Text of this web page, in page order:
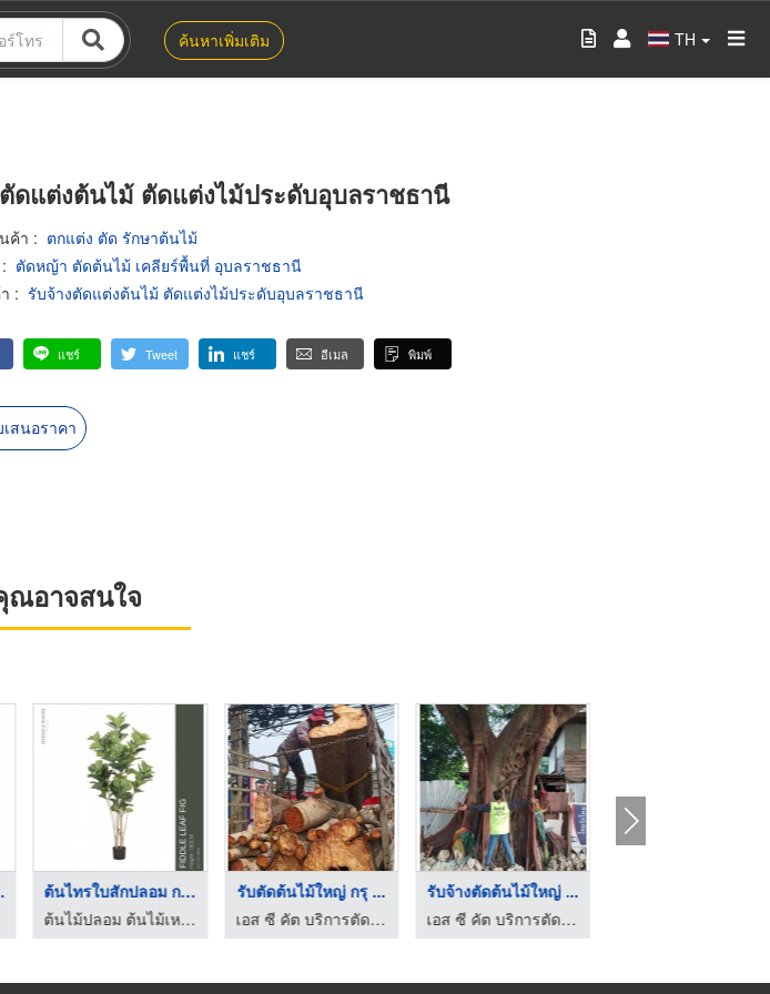
ค้นหาเพิ่มเติม TH
ดแต่งต้นไม้ ตัดแต่งไม้ประดับอุบลราชธานี
ค้า : ตกแต่ง ตัด รักษาต้นไม้
: ตัดหญ้า ตัดต้นไม้ เคลียร์พื้นที่ อุบลราชธานี
: รับจ้างตัดแต่งต้นไม้ ตัดแต่งไม้ประดับอุบลราชธานี
แชร์ Tweet แชร์ อีเมล พิมพ์
สนอราคา
อาจสนใจ
...
ต้นไทรใบสักปลอม กรุง ...
ต้นไม้ปลอม ต้นไม้เหมือนจริง เกรดพรีเมี่ยม - มาดามขจี
รับตัดต้นไม้ใหญ่ กรุ ...
เอส ซี คัต บริการตัดต้นไม้
รับจ้างตัดต้นไม้ใหญ่ ...
เอส ซี คัต บริการตัดต้นไม้